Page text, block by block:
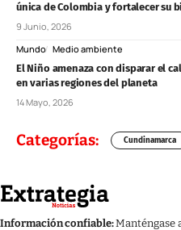
única de Colombia y fortalecer su
9 Junio, 2026
Mundo Medio ambiente
El Niño amenaza con disparar el
en varias regiones del planeta
14 Mayo, 2026
Categorías: Cundinamarca
Información confiable:Manténgase